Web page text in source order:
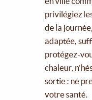
privilégiez
de la
adaptée,
protégez-
chaleur,
sortie : ne
votre santé.